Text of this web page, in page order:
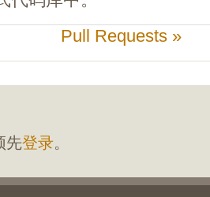
Pull Requests »
先登录。